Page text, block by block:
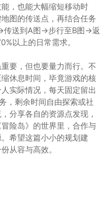
，也能大幅缩短移动时
图的传送点，再结合任务
传送到A图→步行至B图→返
以上的日常需求。
要，但也要量力而行。不
休息时间，毕竟游戏的核
实际情况，每天固定留出
，剩余时间自由探索或社
分享各自的资源点发现，
险岛》的世界里，合作与
希望这篇小小的规划建
从容与高效。